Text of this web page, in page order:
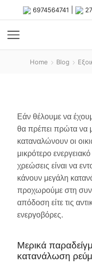
6974564741
Home Blog
Εάν θέλουμε να
θα πρέπει πρώτα να
καταναλώνουν οι
μικρότερο
χρεώσεις είναι να
κάνουν μεγάλη
προχωρούμε στη
απόδοση είτε τις
ενεργοβόρες.
Μερικά
κατανάλωση